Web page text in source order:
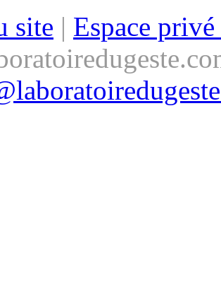
site | Espace privé